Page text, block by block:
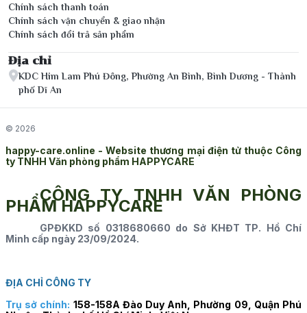
Chính sách thanh toán
Chính sách vận chuyển & giao nhận
Chính sách đổi trả sản phẩm
Địa chỉ
KDC Him Lam Phú Đông, Phường An Bình, Bình Dương - Thành
phố Dĩ An
© 2026
happy-care.online - Website thương mại điện tử thuộc Công
ty TNHH Văn phòng phẩm HAPPYCARE
CÔNG TY TNHH VĂN PHÒNG
PHẨM HAPPYCARE
GPĐKKD số 0318680660 do Sở KHĐT TP. Hồ Chí
Minh cấp ngày 23/09/2024.
ĐỊA CHỈ CÔNG TY
Trụ sở chính: 158-158A Đào Duy Anh, Phường 09, Quận Phú